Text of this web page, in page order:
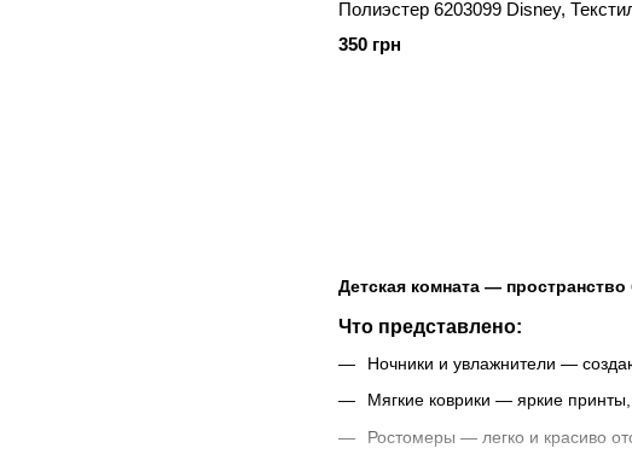
Детская комната —
Что представлено:
Ночники и увлажнители —
Мягкие коврики — яркие
Ростомеры — легко и красиво
Полиэстер 6203099 Disney,
350 грн